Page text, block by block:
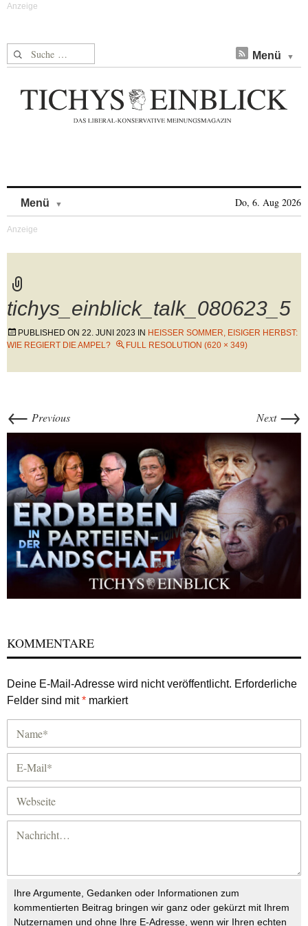
Suche nach: Menü
Menü Do, 6. Aug 2026
tichys_einblick_talk_080623_5
PUBLISHED ON 22. JUNI 2023 IN HEISSER SOMMER, EISIGER HERBST: W
IE REGIERT DIE AMPEL?
FULL RESOLUTION (620 × 349)
← Previous Next →
KOMMENTARE
Deine E-Mail-Adresse wird nicht veröffentlicht. Erforderliche
Felder sind mit* markiert
Ihre Argumente, Gedanken oder Informationen zum
kommentierten Beitrag bringen wir ganz oder gekürzt mit Ihrem
Nutzernamen und ohne Ihre E-Adresse, wenn wir Ihren echten